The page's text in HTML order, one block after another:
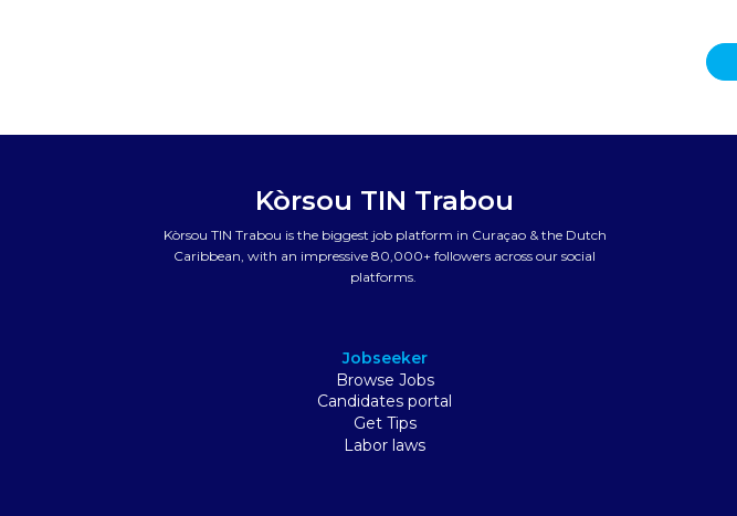
Kòrsou TIN Trabou
Kòrsou TIN Trabou is the biggest job platform in Curaçao & the Dutch
Caribbean, with an impressive 80,000+ followers across our social
platforms.
Jobseeker
Browse Jobs
Candidates portal
Get Tips
Labor laws